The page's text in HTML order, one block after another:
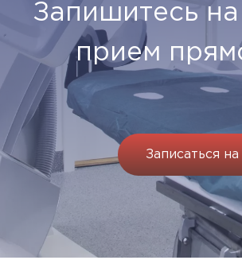
Запишитесь
прием
Записаться